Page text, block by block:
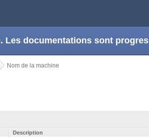
documentations sont
Nom de la machine
Description